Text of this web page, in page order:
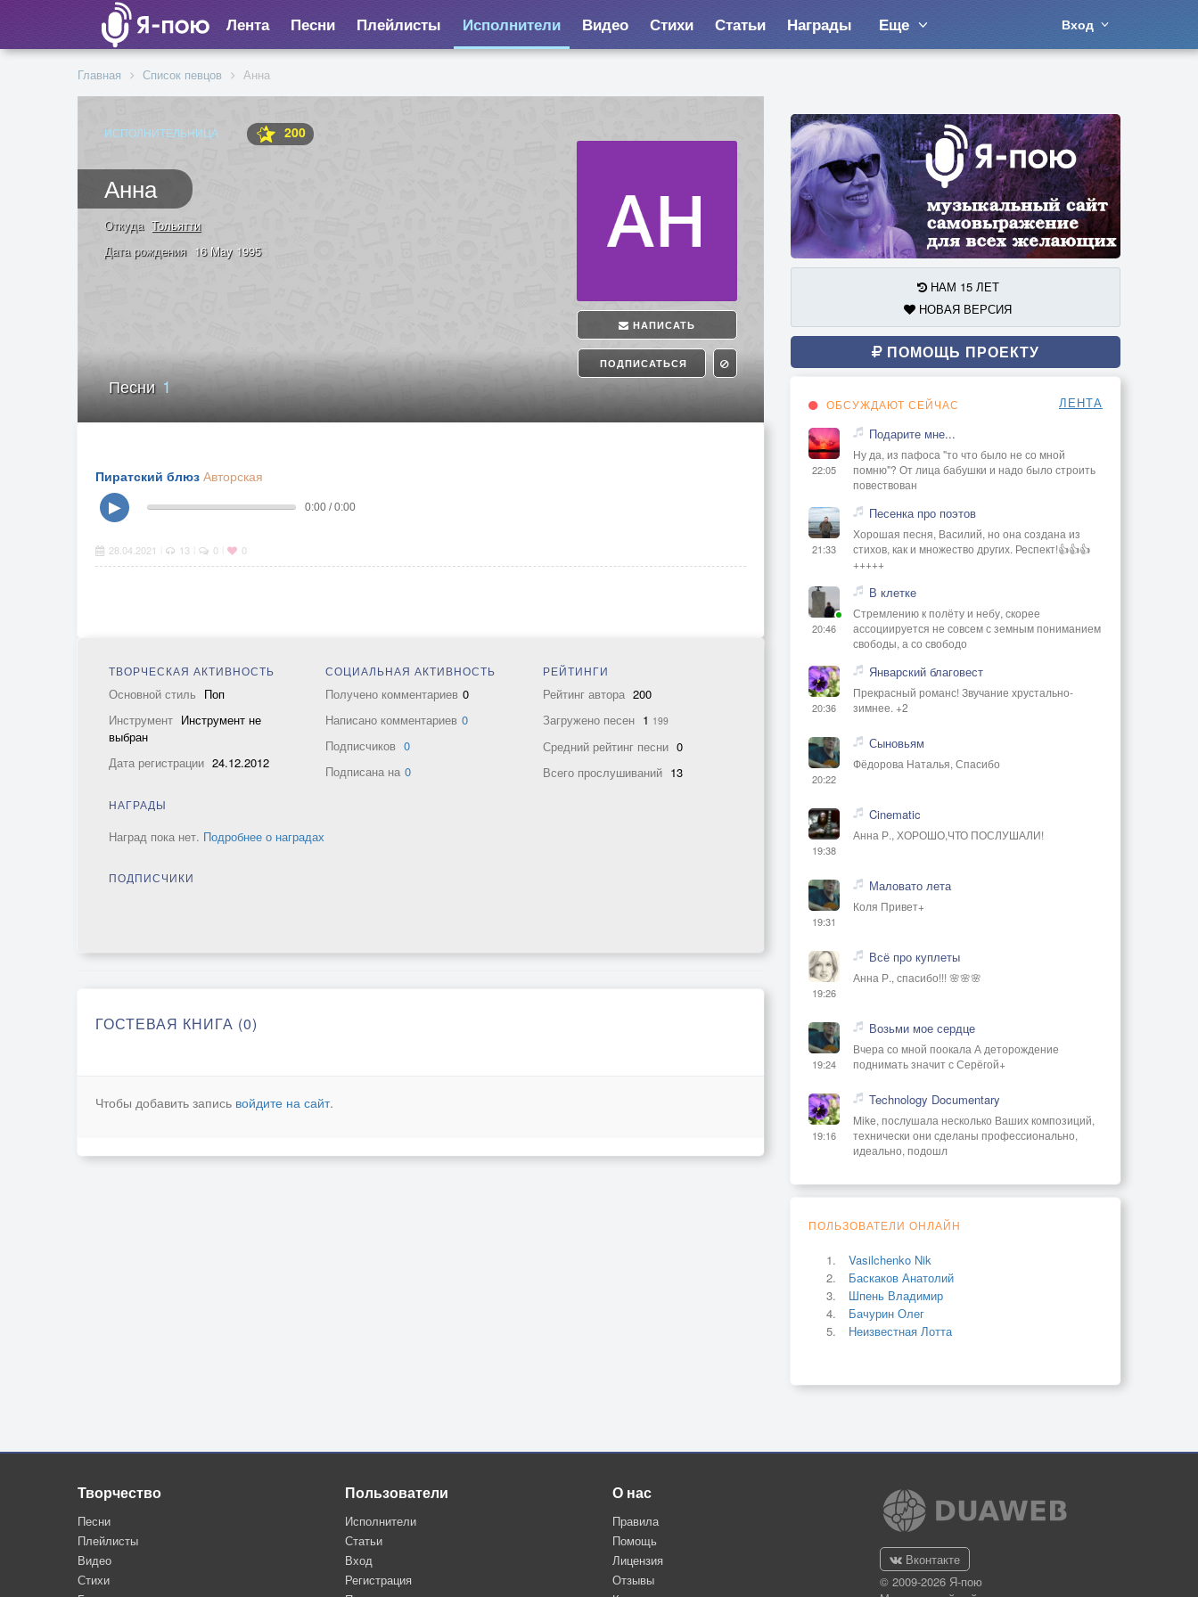
Лента Песни Плейлисты Исполнители Видео Стихи Статьи Награды Еще Вход
Главная Список певцов Анна
ИСПОЛНИТЕЛЬНИЦА 200
Анна
НАПИСАТЬ
ПОДПИСАТЬСЯ
Откуда Тольятти
Дата рождения 16 May 1995
Песни1
Пиратский блюз Авторская
▶
0:00 / 0:00
28.04.2021 13 0 0
ТВОРЧЕСКАЯ АКТИВНОСТЬ
Основной стиль Поп
Инструмент Инструмент не
выбран
Дата регистрации 24.12.2012
СОЦИАЛЬНАЯ АКТИВНОСТЬ
Получено комментариев 0
Написано комментариев 0
Подписчиков 0
Подписана на 0
РЕЙТИНГИ
Рейтинг автора 200
Загружено песен 1 199
Средний рейтинг песни 0
Всего прослушиваний 13
НАГРАДЫ
Наград пока нет. Подробнее о наградах
ПОДПИСЧИКИ
ГОСТЕВАЯ КНИГА (0)
Чтобы добавить запись войдите на сайт.
НАМ 15 ЛЕТ
НОВАЯ ВЕРСИЯ
ПОМОЩЬ ПРОЕКТУ
ОБСУЖДАЮТ СЕЙЧАС ЛЕНТА
22:05
Подарите мне...
Ну да, из пафоса "то что было не со мной
помню"? От лица бабушки и надо было строить
повествован
21:33
Песенка про поэтов
Хорошая песня, Василий, но она создана из
стихов, как и множество других. Респект!👍👍👍
+++++
20:46
В клетке
Стремлению к полёту и небу, скорее
ассоциируется не совсем с земным пониманием
свободы, а со свободо
20:36
Январский благовест
Прекрасный романс! Звучание хрустально-
зимнее. +2
20:22
Сыновьям
Фёдорова Наталья, Спасибо
19:38
Cinematic
Анна Р., ХОРОШО,ЧТО ПОСЛУШАЛИ!
19:31
Маловато лета
Коля Привет+
19:26
Всё про куплеты
Анна Р., спасибо!!! 🌸🌸🌸
19:24
Возьми мое сердце
Вчера со мной поокала А деторождение
поднимать значит с Серёгой+
19:16
Technology Documentary
Mike, послушала несколько Ваших композиций,
технически они сделаны профессионально,
идеально, подошл
ПОЛЬЗОВАТЕЛИ ОНЛАЙН
Vasilchenko Nik
Баскаков Анатолий
Шпень Владимир
Бачурин Олег
Неизвестная Лотта
Творчество
Песни
Плейлисты
Видео
Стихи
Пользователи
Исполнители
Статьи
Вход
Регистрация
О нас
Правила
Помощь
Лицензия
Отзывы
Вконтакте
© 2009-2026 Я-пою